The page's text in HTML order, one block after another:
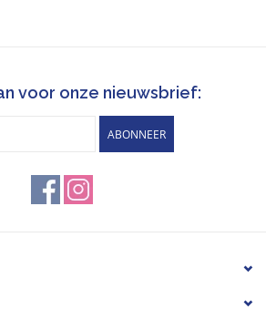
voor onze nieuwsbrief:
ABONNEER